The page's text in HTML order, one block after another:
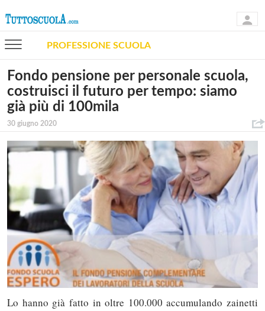
PROFESSIONE SCUOLA
Fondo pensione per personale scuola,
costruisci il futuro per tempo: siamo
già più di 100mila
30 giugno 2020
Lo hanno già fatto in oltre 100.000 accumulando zainetti